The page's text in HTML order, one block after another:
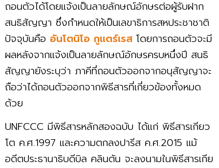
ถอนตัวได้โดยแจ้งเป็นลายลักษณ์อักษรต่อผู้รับฝาก
สนธิสัญญา ซึ่งกำหนดให้เป็นเลขาธิการสหประชาชาติ
ปัจจุบันคือ อันโตนิโอ กูแตร์เรส โดยการถอนตัวจะมี
ผลหลังจากแจ้งเป็นลายลักษณ์อักษรครบหนึ่งปี สนธิ
สัญญายังระบุว่า ภาคีที่ถอนตัวออกจากอนุสัญญาจะ
ถือว่าได้ถอนตัวออกจากพิธีสารที่เกี่ยวข้องทั้งหมด
ด้วย
UNFCCC มีพิธีสารหลักสองฉบับ ได้แก่ พิธีสารเกียว
โต ค.ศ.1997 และความตกลงปารีส ค.ศ.2015 แม้
อดีตประธานาธิบดีบิล คลินตัน จะลงนามในพิธีสารเกีย